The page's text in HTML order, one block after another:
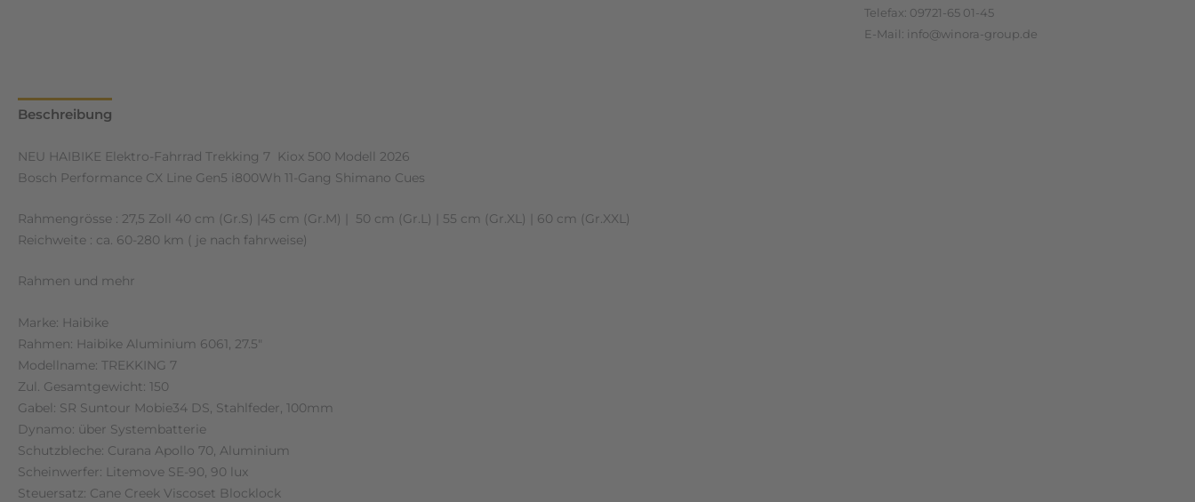
Telefax: 09721-65 01-45
E-Mail: info@winora-group.de
Beschreibung
NEU HAIBIKE Elektro-Fahrrad Trekking 7 Kiox 500 Modell 2026
Bosch Performance CX Line Gen5 i800Wh 11-Gang Shimano Cues
Rahmengrösse : 27,5 Zoll 40 cm (Gr.S) |45 cm (Gr.M) | 50 cm (Gr.L) | 55 cm (Gr.XL) | 60 cm (Gr.XXL)
Reichweite : ca. 60-280 km ( je nach fahrweise)
Rahmen und mehr
Marke: Haibike
Rahmen: Haibike Aluminium 6061, 27.5″
Modellname: TREKKING 7
Zul. Gesamtgewicht: 150
Gabel: SR Suntour Mobie34 DS, Stahlfeder, 100mm
Dynamo: über Systembatterie
Schutzbleche: Curana Apollo 70, Aluminium
Scheinwerfer: Litemove SE-90, 90 lux
Steuersatz: Cane Creek Viscoset Blocklock